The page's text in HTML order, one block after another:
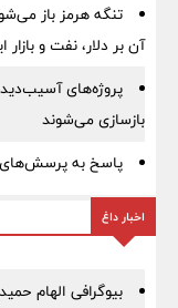
تنگه هرمز باز
آن بر دلار، نفت و بازار
پروژه‌های
بازسازی می‌شوند
پاسخ به پرسش‌های
اخبار داغ
بیوگرافی الهام